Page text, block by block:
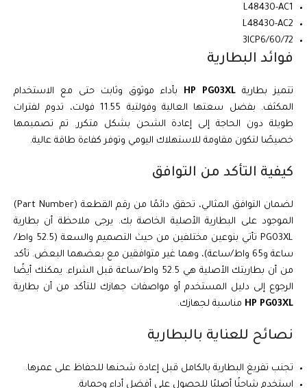
L48430-AC1
L48430-AC2
3ICP6/60/72
فوائد البطارية
تتميز بطارية HP PG03XL بأداء موثوق وثابت حتى مع الاستخدام
المكثف. بفضل سعتها العالية وفولتية 11.55 فولت، تدوم لفترات
طويلة دون الحاجة إلى إعادة الشحن بشكل متكرر. تم تصميمها
خصيصًا لتكون مقاومة للاستهلاك اليومي وتوفر كفاءة طاقة عالية.
كيفية التأكد من التوافق
لضمان التوافق المثالي، تحقق دائمًا من رقم القطعة (Part Number)
الموجود على البطارية الأصلية الخاصة بك. يرجى ملاحظة أن بطارية
PG03XL تأتي بنوعين مختلفين من حيث التصميم والسعة (52.5 واط/
ساعة و65 واط/ساعة)، وهما غير متوافقين مع بعضهما البعض. تأكد
من أن بطاريتك الأصلية هي 52.5 واط/ساعة قبل الشراء. يمكنك أيضًا
الرجوع إلى دليل المستخدم أو مواصفات جهازك للتأكد من أن بطارية
HP PG03XL مناسبة لجهازك.
نصائح للعناية بالبطارية
تجنب تفريغ البطارية بالكامل قبل إعادة شحنها للحفاظ على عمرها.
استخدم شاحنًا أصليًا للحصول على أفضل أداء وحماية.